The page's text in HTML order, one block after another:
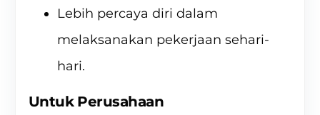
Lebih percaya diri dalam
melaksanakan pekerjaan sehari-
hari.
Untuk Perusahaan